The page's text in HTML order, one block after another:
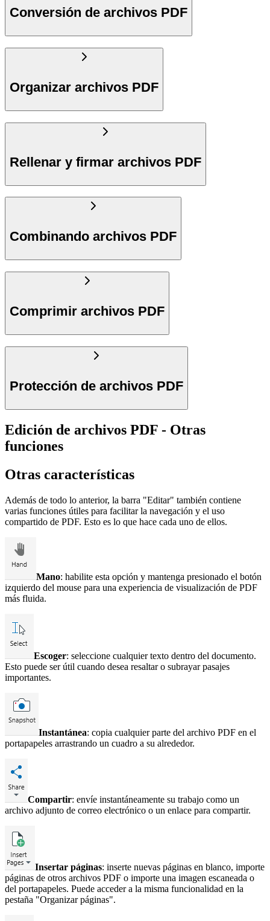
Conversión de archivos PDF
Organizar archivos PDF
Rellenar y firmar archivos PDF
Combinando archivos PDF
Comprimir archivos PDF
Protección de archivos PDF
Edición de archivos PDF - Otras
funciones
Otras características
Además de todo lo anterior, la barra "Editar" también contiene
varias funciones útiles para facilitar la navegación y el uso
compartido de PDF. Esto es lo que hace cada uno de ellos.
Mano: habilite esta opción y mantenga presionado el botón
izquierdo del mouse para una experiencia de visualización de PDF
más fluida.
Escoger: seleccione cualquier texto dentro del documento.
Esto puede ser útil cuando desea resaltar o subrayar pasajes
importantes.
Instantánea: copia cualquier parte del archivo PDF en el
portapapeles arrastrando un cuadro a su alrededor.
Compartir: envíe instantáneamente su trabajo como un
archivo adjunto de correo electrónico o un enlace para compartir.
Insertar páginas: inserte nuevas páginas en blanco, importe
páginas de otros archivos PDF o importe una imagen escaneada o
del portapapeles. Puede acceder a la misma funcionalidad en la
pestaña "Organizar páginas".